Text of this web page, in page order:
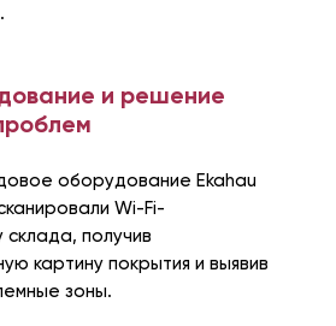
и решение
оборудование Ekahau
Wi-Fi-
получив
картину покрытия и выявив
зоны.